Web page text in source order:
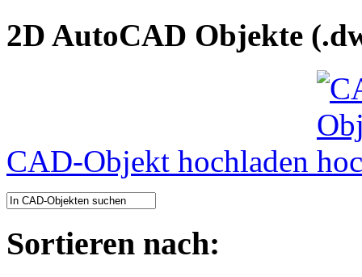
2D AutoCAD Objekte
CAD-Objekt hochladen
Sortieren nach: